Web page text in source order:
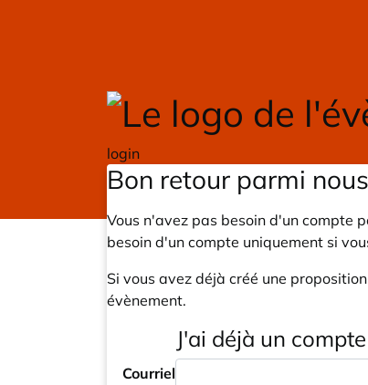
login
Bon retour parmi
Vous n'avez pas besoin d'un compte
besoin d'un compte uniquement si
Si vous avez déjà créé une
évènement.
J'ai déjà un compte
Courriel